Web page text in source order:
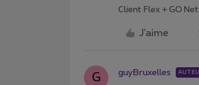
Client Flex + GO
J'aime
G guyBruxelles